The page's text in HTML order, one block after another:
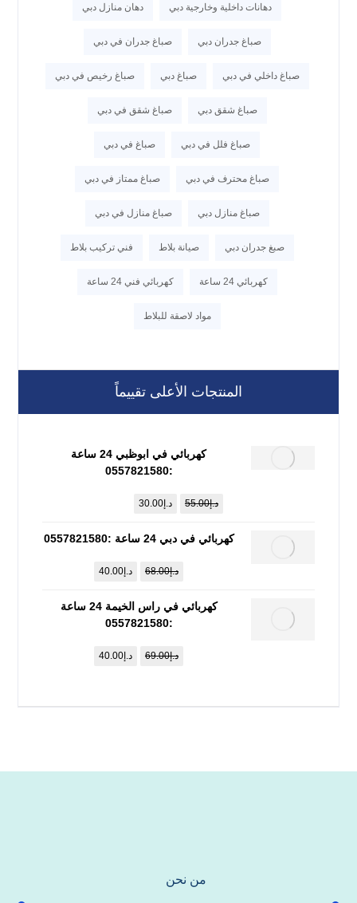
دهانات داخلية وخارجية دبي دهان منازل دبي
صباغ جدران دبي صباغ جدران في دبي
صباغ داخلي في دبي صباغ دبي صباغ رخيص في دبي
صباغ شقق دبي صباغ شقق في دبي
صباغ فلل في دبي صباغ في دبي
صباغ محترف في دبي صباغ ممتاز في دبي
صباغ منازل دبي صباغ منازل في دبي
صبغ جدران دبي صيانة بلاط فني تركيب بلاط
كهربائي 24 ساعة كهربائي فني 24 ساعة
مواد لاصقة للبلاط
المنتجات الأعلى تقييماً
كهربائي في ابوظبي 24 ساعة
:0557821580
د.إ55.00 د.إ30.00
كهربائي في دبي 24 ساعة :0557821580
د.إ68.00 د.إ40.00
كهربائي في راس الخيمة 24 ساعة
:0557821580
د.إ69.00 د.إ40.00
من نحن